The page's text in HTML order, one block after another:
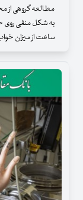
مطالعه گروهی از
ساعت از میزان